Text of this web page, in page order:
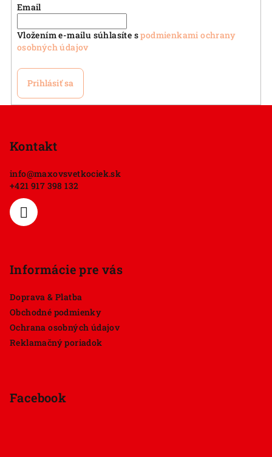
Email
Vložením e-mailu súhlasíte spodmienkami ochrany
osobných údajov
Prihlásiť sa
Kontakt
info@maxovsvetkociek.sk
+421 917 398 132
Informácie pre vás
Doprava & Platba
Obchodné podmienky
Ochrana osobných údajov
Reklamačný poriadok
Facebook